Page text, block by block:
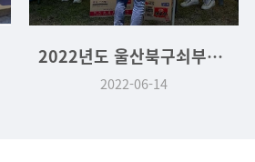
2022년도 울산북구쇠부리축제 기획운영실습 역사문화학과 부스
2022-06-14